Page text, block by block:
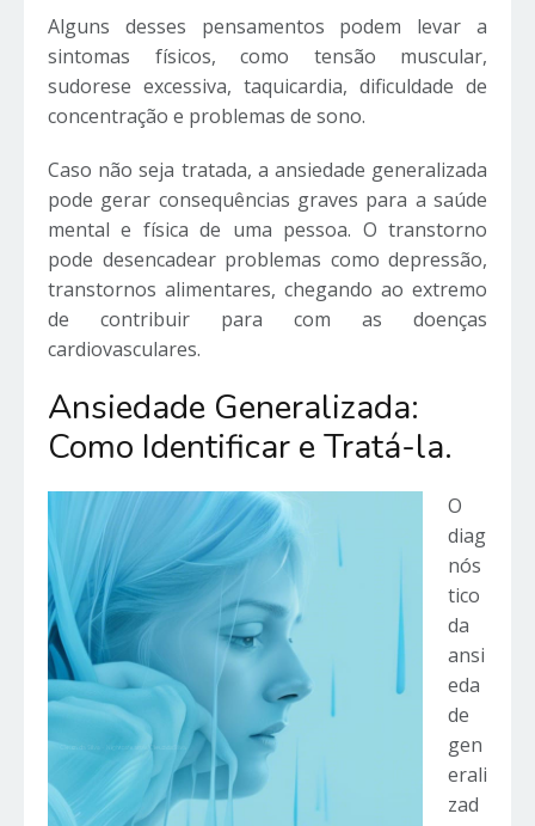
Alguns desses pensamentos podem levar a
sintomas físicos, como tensão muscular,
sudorese excessiva, taquicardia, dificuldade de
concentração e problemas de sono.
Caso não seja tratada, a ansiedade generalizada
pode gerar consequências graves para a saúde
mental e física de uma pessoa. O transtorno
pode desencadear problemas como depressão,
transtornos alimentares, chegando ao extremo
de contribuir para com as doenças
cardiovasculares.
Ansiedade Generalizada:
Como Identificar e Tratá-la.
O
diag
nós
tico
da
ansi
eda
de
gen
erali
zad